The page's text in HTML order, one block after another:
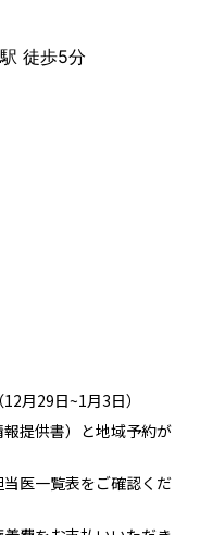
徒歩5分
月29日~1月3日）
提供書）と地域予約が
医一覧表をご確認くだ